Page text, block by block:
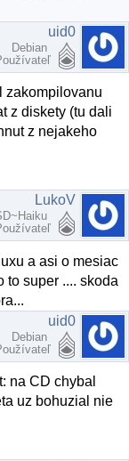
uid0
Debian
zakompilovanu
z diskety (tu dali
z nejakeho
LukoV
a asi o mesiac
to super .... skoda
uid0
Debian
na CD chybal
uz bohuzial nie